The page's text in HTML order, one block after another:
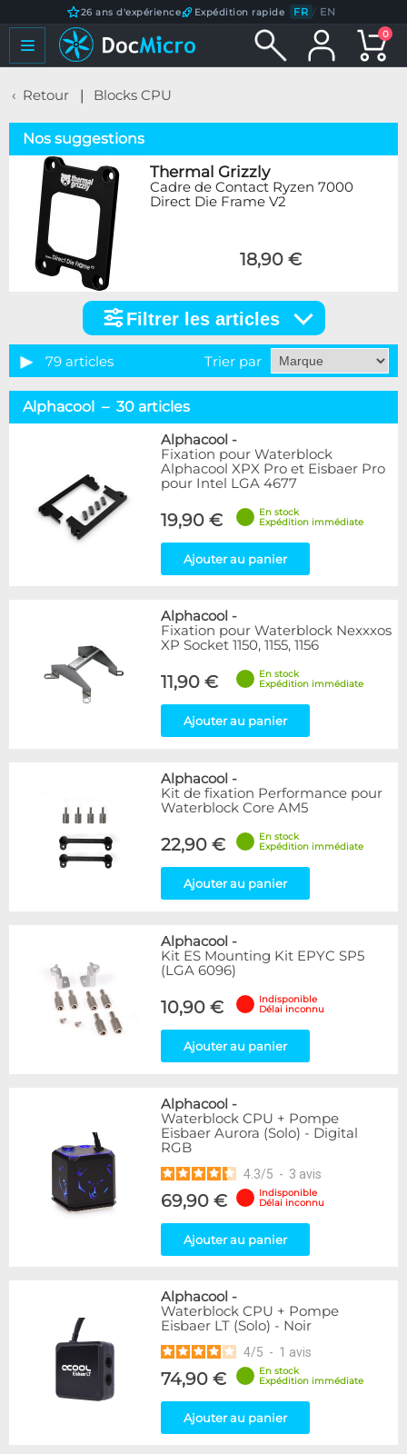
26 ans d'expérience Expédition rapide FR / EN
0
Retour Blocks CPU
Nos suggestions
Thermal Grizzly
Cadre de Contact Ryzen 7000
Direct Die Frame V2
18,90 €
articles
Catégorie
Socket AMD64
2
6
Socket 1366
3
Sockets 115x & 12x
Socket 2011
12
Socket 2066
38
3
Alphacool
BARROW
6
EK Water Blocks
3
13
2
1
Disponibilité / Promotions
Articles en stock
Filtrer les articles
79 articles Trier par
Alphacool – 30 articles
Alphacool -
Fixation pour Waterblock
Alphacool XPX Pro et Eisbaer Pro
pour Intel LGA 4677
19,90 €
En stock
Expédition immédiate
Ajouter au panier
Alphacool -
Fixation pour Waterblock Nexxxos
XP Socket 1150, 1155, 1156
11,90 €
En stock
Expédition immédiate
Ajouter au panier
Alphacool -
Kit de fixation Performance pour
Waterblock Core AM5
22,90 €
En stock
Expédition immédiate
Ajouter au panier
Alphacool -
Kit ES Mounting Kit EPYC SP5
(LGA 6096)
10,90 €
Indisponible
Délai inconnu
Ajouter au panier
Alphacool -
Waterblock CPU + Pompe
Eisbaer Aurora (Solo) - Digital
RGB
4.3/5 - 3 avis
69,90 €
Indisponible
Délai inconnu
Ajouter au panier
Alphacool -
Waterblock CPU + Pompe
Eisbaer LT (Solo) - Noir
4/5 - 1 avis
74,90 €
En stock
Expédition immédiate
Ajouter au panier